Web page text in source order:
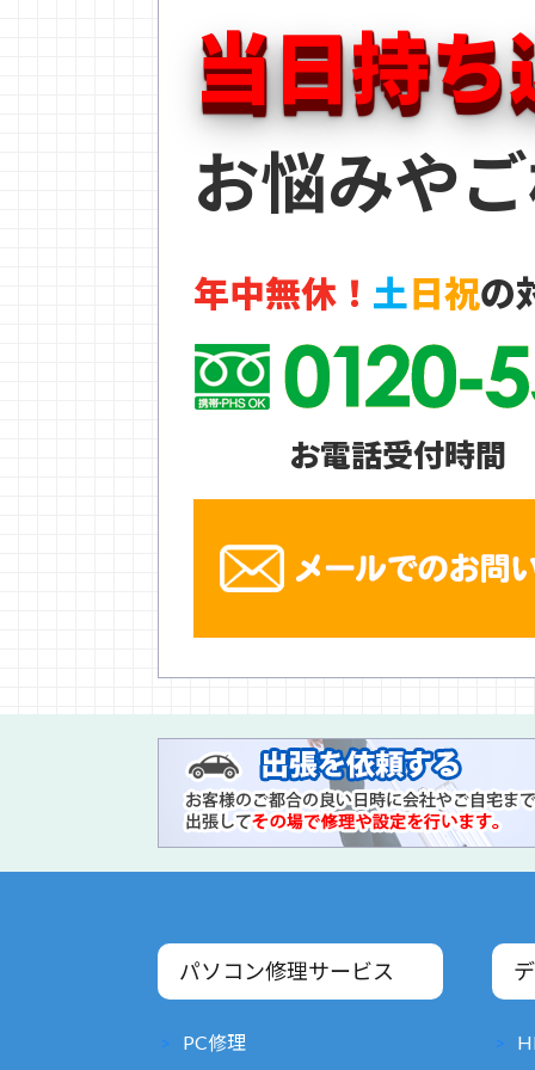
当日持
お悩みや
年中無休！ 土日祝の
お電話受付時間
パソコン修理サービス
PC修理